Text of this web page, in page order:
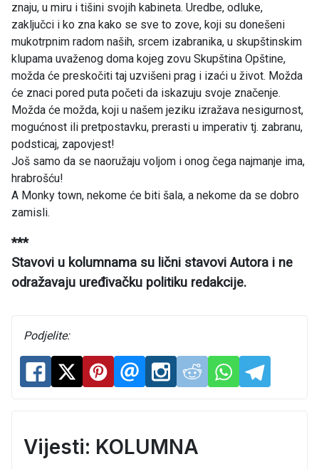
znaju, u miru i tišini svojih kabineta. Uredbe, odluke,
zaključci i ko zna kako se sve to zove, koji su donešeni
mukotrpnim radom naših, srcem izabranika, u skupštinskim
klupama uvaženog doma kojeg zovu Skupština Opštine,
možda će preskočiti taj uzvišeni prag i izaći u život. Možda
će znaci pored puta početi da iskazuju svoje značenje.
Možda će možda, koji u našem jeziku izražava nesigurnost,
mogućnost ili pretpostavku, prerasti u imperativ tj. zabranu,
podsticaj, zapovjest!
Još samo da se naoružaju voljom i onog čega najmanje ima,
hrabrošću!
A Monky town, nekome će biti šala, a nekome da se dobro
zamisli.
***
Stavovi u kolumnama su lični stavovi Autora i ne
odražavaju uređivačku politiku redakcije.
Podjelite:
Vijesti: KOLUMNA